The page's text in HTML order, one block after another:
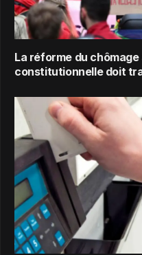
La réforme du chômage
constitutionnelle doit